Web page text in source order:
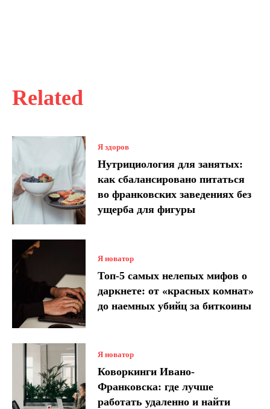
Related
Я здоров
Нутрициология для занятых:
как сбалансировано питаться
во франковских заведениях без
ущерба для фигуры
Я новатор
Топ-5 самых нелепых мифов о
даркнете: от «красных комнат»
до наемных убийц за биткоины
Я новатор
Коворкинги Ивано-
Франковска: где лучше
работать удаленно и найти